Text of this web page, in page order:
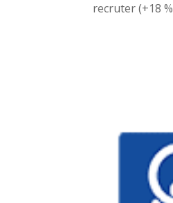
recruter (+18